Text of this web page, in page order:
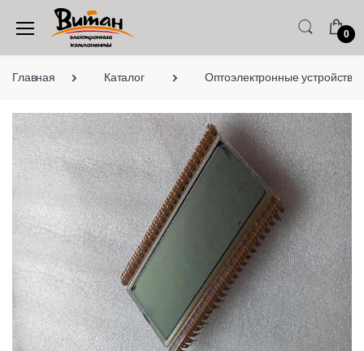
0
Главная Каталог Оптоэлектронные устройства